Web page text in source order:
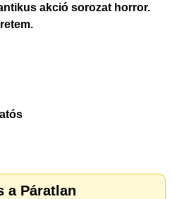
akció sorozat horror.
a Páratlan